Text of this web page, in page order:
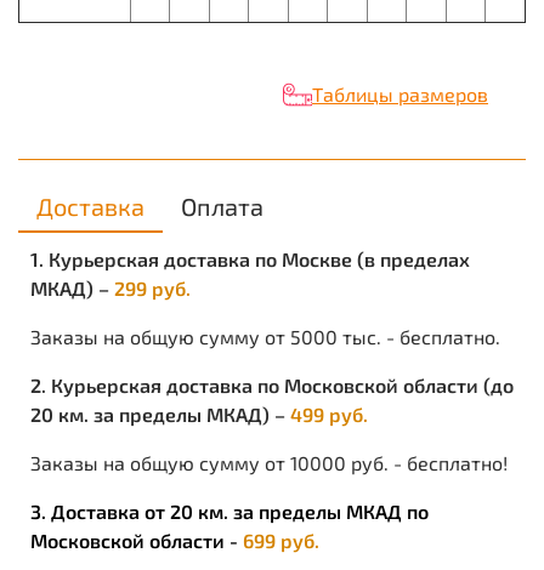
Таблицы размеров
Доставка Оплата
1. Курьерская доставка по Москве (в пределах
МКАД) – 299 руб.
Заказы на общую сумму от 5000 тыс. - бесплатно.
2. Курьерская доставка по Московской области (до
20 км. за пределы МКАД) – 499 руб.
Заказы на общую сумму от 10000 руб. - бесплатно!
3. Доставка от 20 км. за пределы МКАД по
Московской области - 699 руб.